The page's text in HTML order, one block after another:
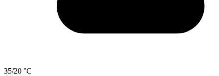
35/20 °C